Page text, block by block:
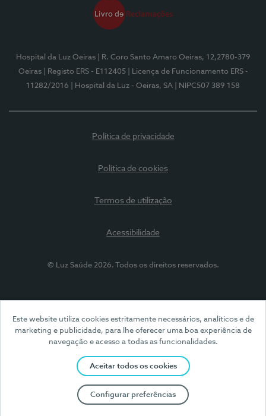
Este website utiliza cookies estritamente necessários, analíticos e de
marketing e publicidade, para lhe oferecer uma boa experiência de
navegação e acesso a todas as funcionalidades.
Aceitar todos os cookies
Configurar preferências
Hospital da Luz Oeiras
| R. Coro Santo Amaro Oeiras, 12,2780-379
Oeiras
| Registo ERS - E112405
| Licença de Funcionamento ERS -
11282/2016
| Hospital da Luz - Oeiras, SA | NIPC507 389 158
Política de privacidade
Política de cookies
Termos de utilização
Acessibilidade
© Luz Saúde 2026. Todos os direitos reservados.